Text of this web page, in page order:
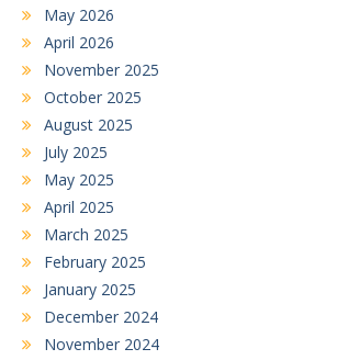
May 2026
April 2026
November 2025
October 2025
August 2025
July 2025
May 2025
April 2025
March 2025
February 2025
January 2025
December 2024
November 2024